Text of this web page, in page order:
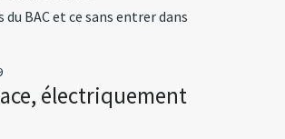
du BAC et ce sans entrer dans
électriquement